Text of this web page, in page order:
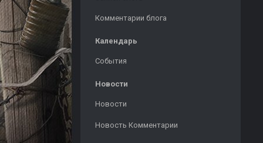
Комментарии блога
Календарь
События
Новости
Новости
Новость Комментарии